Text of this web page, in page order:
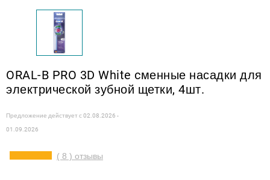
ORAL-B PRO 3D White cменные насадки для
электрической зубной щетки, 4шт.
Предложение действует с02.08.2026 -
01.09.2026
( 8 ) отзывы